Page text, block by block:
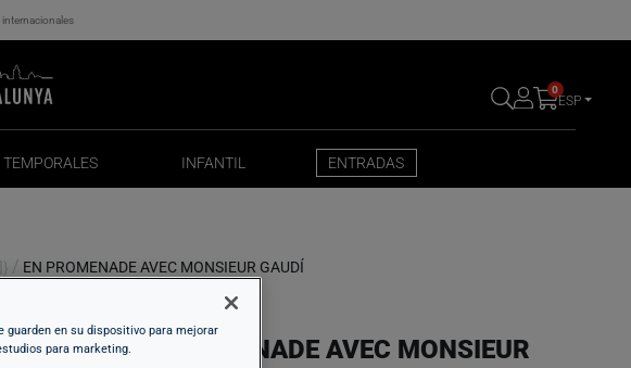
0
ESP
INFANTIL
INFANTIL
ENTRADAS
ENTRADAS
/ EN PROMENADE AVEC MONSIEUR GAUDÍ
EN PROMENADE AVEC MONSIEUR
guarden en su dispositivo para mejorar
para marketing.